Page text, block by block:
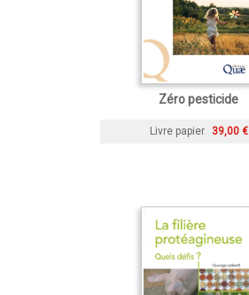
Zéro pesticide
Livre papier 39,00 €